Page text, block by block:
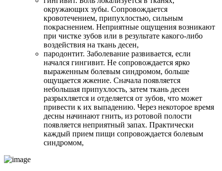
окружающих зубы. Сопровождается
кровотечением, припухлостью, сильным
покраснением. Неприятные ощущения возникают
при чистке зубов или в результате какого-либо
воздействия на ткань десен,
пародонтит. Заболевание развивается, если
начался гингивит. Не сопровождается ярко
выраженным болевым синдромом, больше
ощущается жжение. Сначала появляется
небольшая припухлость, затем ткань десен
разрыхляется и отделяется от зубов, что может
привести к их выпадению. Через некоторое время
десны начинают гнить, из ротовой полости
появляется неприятный запах. Практически
каждый прием пищи сопровождается болевым
синдромом,